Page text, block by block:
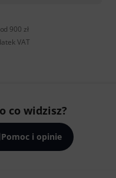
900 zł
VAT
co widzisz?
Pomoc i opinie